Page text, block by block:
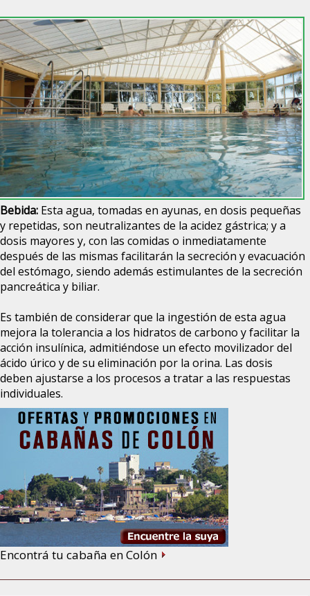
Bebida: Esta agua, tomadas en ayunas, en dosis pequeñas
y repetidas, son neutralizantes de la acidez gástrica; y a
dosis mayores y, con las comidas o inmediatamente
después de las mismas facilitarán la secreción y evacuación
del estómago, siendo además estimulantes de la secreción
pancreática y biliar.
Es también de considerar que la ingestión de esta agua
mejora la tolerancia a los hidratos de carbono y facilitar la
acción insulínica, admitiéndose un efecto movilizador del
ácido úrico y de su eliminación por la orina. Las dosis
deben ajustarse a los procesos a tratar a las respuestas
individuales.
Encontrá tu cabaña en Colón